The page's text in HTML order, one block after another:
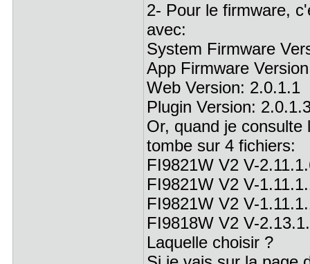
2- Pour le firmware,
avec:
System Firmware
App Firmware
Web Version: 2.0.1.1
Plugin Version:
Or, quand je consulte
tombe sur 4 fichiers:
FI9821W V2 V-
FI9821W V2 V-
FI9821W V2 V-
FI9818W V2 V-
Laquelle choisir ?